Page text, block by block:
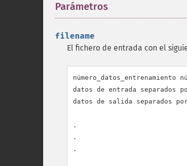
Parámetros
filename
El fichero de entrada con el
número_datos_entrenamiento
datos de entrada separados
datos de salida separados
.
.
.